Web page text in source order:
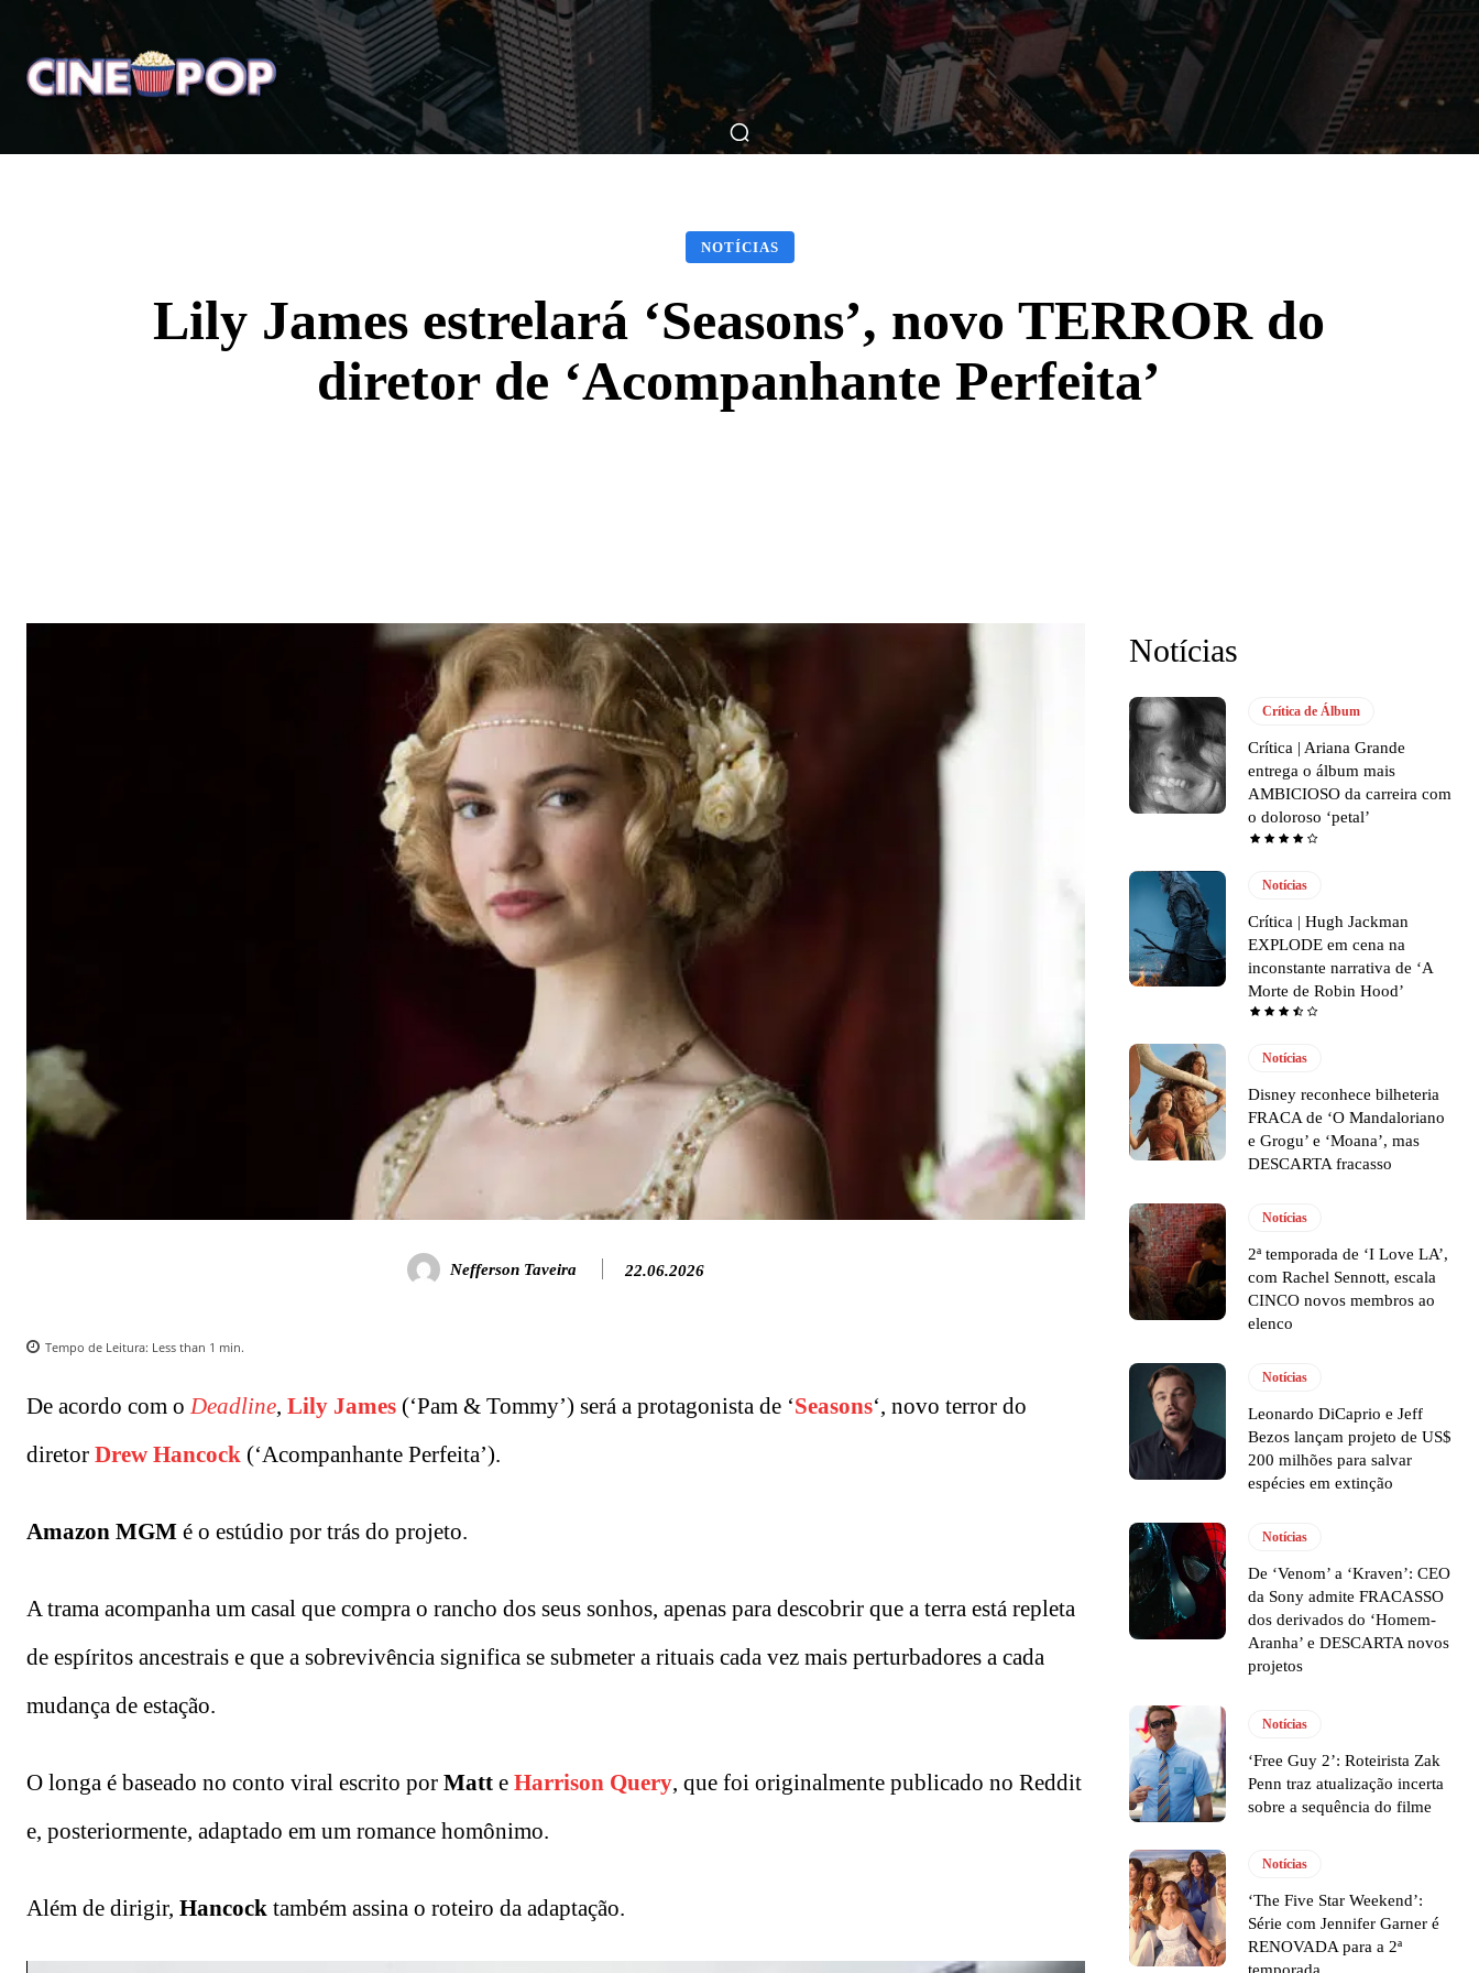
Home Notícias Críticas Breve Nos Cinemas Matérias Nos Cinemas Filmes Séries Música Gênero
NOTÍCIAS
Lily James estrelará ‘Seasons’, novo TERROR do
diretor de ‘Acompanhante Perfeita’
Nefferson Taveira 22.06.2026
Tempo de Leitura: Less than 1 min.
De acordo com o Deadline, Lily James (‘Pam & Tommy’) será a protagonista de ‘Seasons‘, novo terror do
diretor Drew Hancock (‘Acompanhante Perfeita’).
Amazon MGM é o estúdio por trás do projeto.
A trama acompanha um casal que compra o rancho dos seus sonhos, apenas para descobrir que a terra está repleta
de espíritos ancestrais e que a sobrevivência significa se submeter a rituais cada vez mais perturbadores a cada
mudança de estação.
O longa é baseado no conto viral escrito por Matt e Harrison Query, que foi originalmente publicado no Reddit
e, posteriormente, adaptado em um romance homônimo.
Além de dirigir, Hancock também assina o roteiro da adaptação.
Notícias
Crítica de Álbum
Crítica | Ariana Grande
entrega o álbum mais
AMBICIOSO da carreira com
o doloroso ‘petal’
Notícias
Crítica | Hugh Jackman
EXPLODE em cena na
inconstante narrativa de ‘A
Morte de Robin Hood’
Notícias
Disney reconhece bilheteria
FRACA de ‘O Mandaloriano
e Grogu’ e ‘Moana’, mas
DESCARTA fracasso
Notícias
2ª temporada de ‘I Love LA’,
com Rachel Sennott, escala
CINCO novos membros ao
elenco
Notícias
Leonardo DiCaprio e Jeff
Bezos lançam projeto de US$
200 milhões para salvar
espécies em extinção
Notícias
De ‘Venom’ a ‘Kraven’: CEO
da Sony admite FRACASSO
dos derivados do ‘Homem-
Aranha’ e DESCARTA novos
projetos
Notícias
‘Free Guy 2’: Roteirista Zak
Penn traz atualização incerta
sobre a sequência do filme
Notícias
‘The Five Star Weekend’:
Série com Jennifer Garner é
RENOVADA para a 2ª